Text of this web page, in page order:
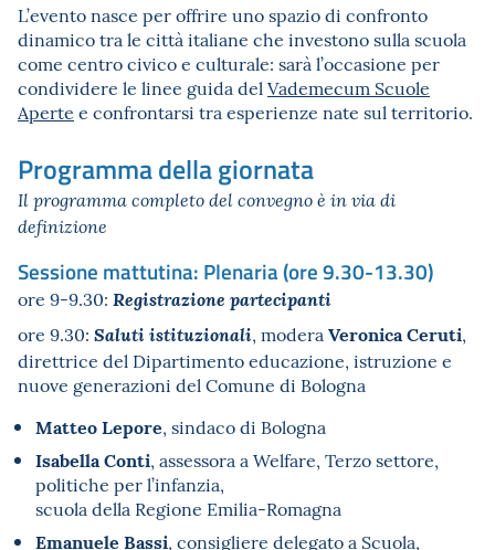
L’evento nasce per offrire uno spazio di confronto
dinamico tra le città italiane che investono sulla scuola
come centro civico e culturale: sarà l’occasione per
condividere le linee guida del Vademecum Scuole
Aperte e confrontarsi tra esperienze nate sul territorio.
Programma della giornata
Il programma completo del convegno è in via di
definizione
Sessione mattutina: Plenaria (ore 9.30-13.30)
ore 9-9.30: Registrazione partecipanti
ore 9.30: Saluti istituzionali, modera Veronica Ceruti,
direttrice del Dipartimento educazione, istruzione e
nuove generazioni del Comune di Bologna
Matteo Lepore, sindaco di Bologna
Isabella Conti, assessora a Welfare, Terzo settore,
politiche per l’infanzia,
scuola della Regione Emilia-Romagna
Emanuele Bassi, consigliere delegato a Scuola,